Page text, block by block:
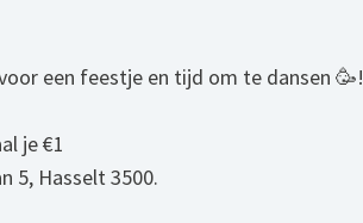
een feestje en tijd om te dansen 🥳!
je €1
5, Hasselt 3500.